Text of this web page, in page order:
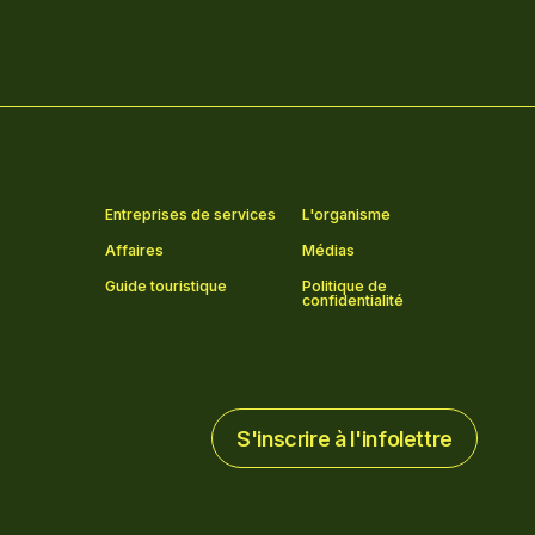
Entreprises de services
L'organisme
Affaires
Médias
Guide touristique
Politique de
confidentialité
S'inscrire à l'infolettre
S'inscrire à l'infolettre